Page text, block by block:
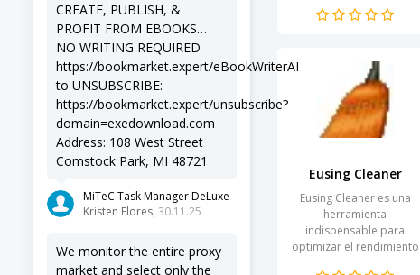
CREATE, PUBLISH, &
PROFIT FROM EBOOKS…
NO WRITING REQUIRED
https://bookmarket.expert/eBookWriterAI
to UNSUBSCRIBE:
https://bookmarket.expert/unsubscribe?
domain=exedownload.com
Address: 108 West Street
Comstock Park, MI 48721
MiTeC Task Manager DeLuxe
Kristen Flores, 30.11.25
We monitor the entire proxy
market and select only the
rendimiento de su
Eusing Cleaner
Eusing Cleaner es una
herramienta
indispensable para
optimizar el rendimiento